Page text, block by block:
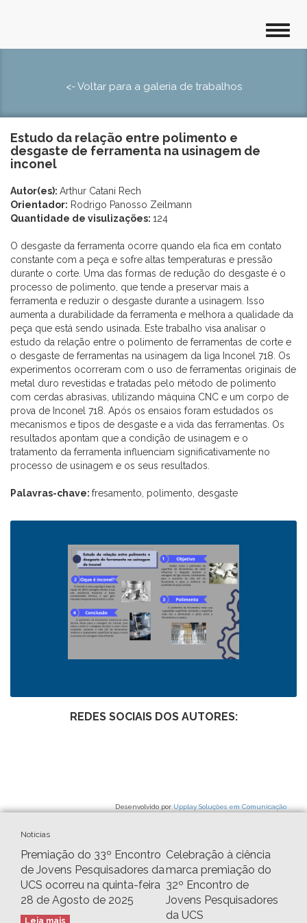
<- Voltar para a galeria de trabalhos
Estudo da relação entre polimento e
desgaste de ferramenta na usinagem de
inconel
Autor(es): Arthur Catani Rech
Orientador: Rodrigo Panosso Zeilmann
Quantidade de visulizações: 124
O desgaste da ferramenta ocorre quando ela fica em contato
constante com a peça e sofre altas temperaturas e pressão
durante o corte. Uma das formas de redução do desgaste é o
processo de polimento, que tende a preservar mais a
ferramenta e reduzir o desgaste durante a usinagem. Isso
aumenta a durabilidade da ferramenta e melhora a qualidade da
peça que está sendo usinada. Este trabalho visa analisar o
estudo da relação entre o polimento de ferramentas de corte e
o desgaste de ferramentas na usinagem da liga Inconel 718. Os
experimentos ocorreram com o uso de ferramentas originais de
metal duro revestidas e tratadas pelo método de polimento
com cerdas abrasivas, utilizando máquina CNC e um corpo de
prova de Inconel 718. Após os ensaios foram estudados os
mecanismos e tipos de desgaste e a vida das ferramentas. Os
resultados apontam que a condição de usinagem e o
tratamento da ferramenta influenciam significativamente no
processo de usinagem e os seus resultados.
Palavras-chave: fresamento, polimento, desgaste
REDES SOCIAIS DOS AUTORES:
Desenvolvido por Upplay Soluções em Comunicação
Notícias
Premiação do 33º Encontro
de Jovens Pesquisadores da
UCS ocorreu na quinta-feira
28 de Agosto de 2025
Leia mais
Celebração à ciência
marca premiação do
32º Encontro de
Jovens Pesquisadores
da UCS